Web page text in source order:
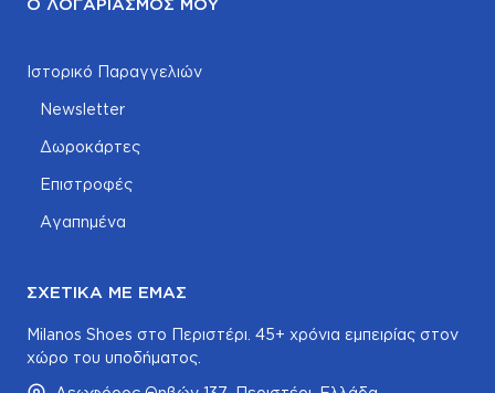
Ιστορικό Παραγγελιών
Newsletter
Δωροκάρτες
Επιστροφές
Αγαπημένα
ΣΧΕΤΙΚΆ ΜΕ ΕΜΆΣ
Milanos Shoes στο Περιστέρι. 45+ χρόνια εμπειρίας στον
χώρο του υποδήματος.